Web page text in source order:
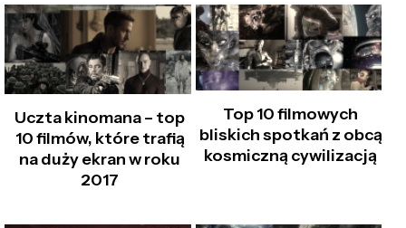
Uczta kinomana – top
10 filmów, które trafią
na duży ekran w roku
2017
Top 10 filmowych
bliskich spotkań z obcą
kosmiczną cywilizacją